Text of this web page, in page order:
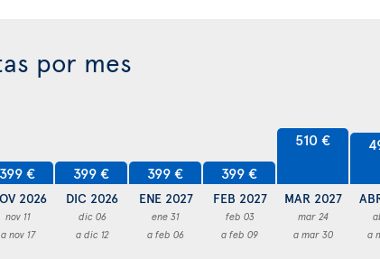
por mes
399 €
2026
nov 11
a nov 17
399 €
DIC 2026
dic 06
a dic 12
399 €
ENE 2027
ene 31
a feb 06
399 €
FEB 2027
feb 03
a feb 09
510 €
MAR 2027
mar 24
a mar 30
a